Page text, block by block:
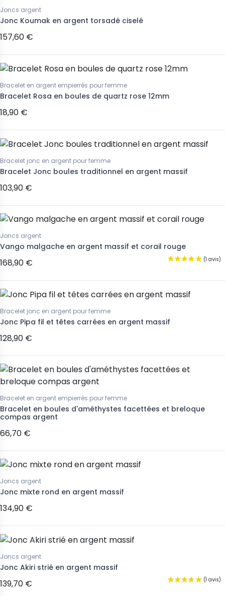
Joncs argent
Jonc Koumak en argent torsadé ciselé
157,60 €
Bracelet en argent empierrés pour femme
Bracelet Rosa en boules de quartz rose 12mm
18,90 €
Bracelet jonc en argent pour femme
Bracelet Jonc boules traditionnel en argent massif
103,90 €
Joncs argent
Vango malgache en argent massif et corail rouge
168,90 €
Bracelet jonc en argent pour femme
Jonc Pipa fil et têtes carrées en argent massif
128,90 €
Bracelet en argent empierrés pour femme
Bracelet en boules d'améthystes facettées et breloque
compas argent
66,70 €
Joncs argent
Jonc mixte rond en argent massif
134,90 €
Joncs argent
Jonc Akiri strié en argent massif
139,70 €